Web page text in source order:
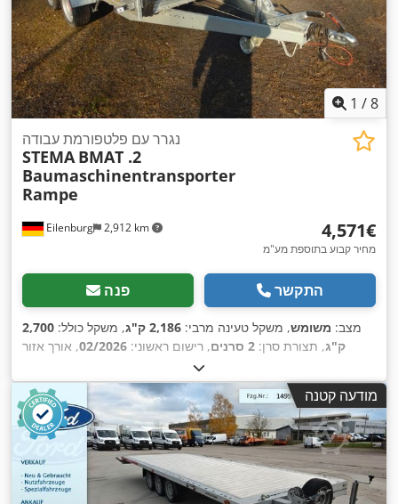
1 /8
Eilenburg 2,912 km
נגרר עם פלטפורמת עבודה
STEMA BMAT .2
Baumaschinentransporter
Rampe
‏4,571 ‏€
מחיר קבוע בתוספת מע"מ
פנה התקשר
מצב: משומש, משקל טעינה מרבי: 2,186 ק"ג , משקל כולל: 2,700
ק"ג, תצורת סרן: 2 סרנים , רישום ראשוני: 02/2026, אורך אזור
, רוחב שטח הטעינה:
המטען:200 מ"מ , רוחב כולל:2,035 מ"מ , גובה כולל:2,130 מ"מ ,
מודעה קטנה